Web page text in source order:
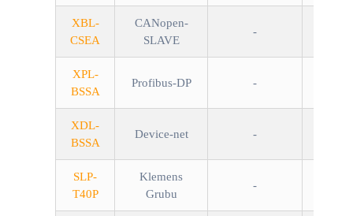
XBL-
CSEA
CANopen-
SLAVE
-
XPL-
BSSA
Profibus-DP -
XDL-
BSSA
Device-net -
SLP-
T40P
Klemens
Grubu
-